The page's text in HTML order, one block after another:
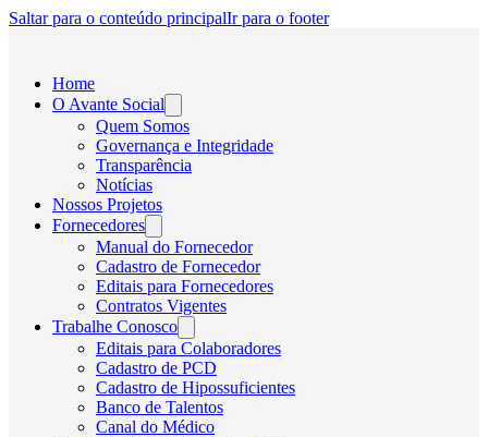
Saltar para o conteúdo principalIr para o footer
Home
O Avante Social
Quem Somos
Governança e Integridade
Transparência
Notícias
Nossos Projetos
Fornecedores
Manual do Fornecedor
Cadastro de Fornecedor
Editais para Fornecedores
Contratos Vigentes
Trabalhe Conosco
Editais para Colaboradores
Cadastro de PCD
Cadastro de Hipossuficientes
Banco de Talentos
Canal do Médico